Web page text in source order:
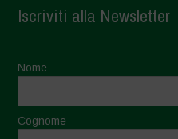
Iscriviti alla Newsletter
Nome
Cognome